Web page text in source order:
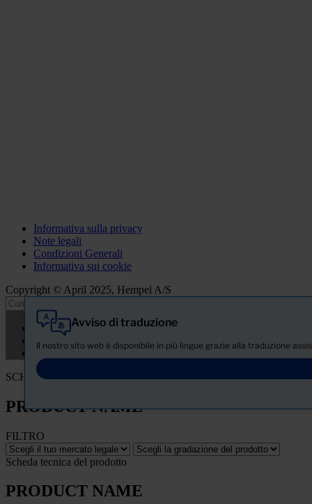
Informativa sulla privacy
Note legali
Condizioni Generali
Informativa sui cookie
Copyright © April 2025, Hempel A/S
Avviso di traduzione
Il nostro sito web è disponibile in più lingue grazie alla traduzione
Tutti
Prodotti
SCHEDA TECNICA DI SICUREZZA
PRODUCT NAME
FILTRO
Scheda tecnica del prodotto
PRODUCT NAME